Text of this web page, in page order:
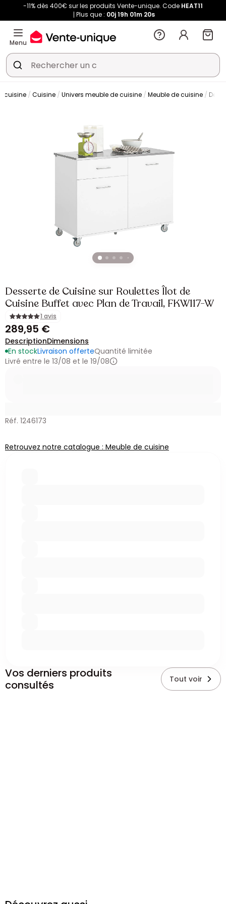
-11% dès 400€ sur les produits Vente-unique. Code HEAT11
Plus que : 00j 19h 01m 20s
Menu
cuisine Cuisine Univers meuble de cuisine Meuble de cuisine
Desserte de Cuisine sur Roulettes Îlot de
Cuisine Buffet avec Plan de Travail, FKW117-W
1 avis
289,95 €
DescriptionDimensions
En stockLivraison offerteQuantité limitée
Livré entre le 13/08 et le 19/08
Réf. 1246173
Retrouvez notre catalogue : Meuble de cuisine
Vos derniers produits
consultés
Tout voir